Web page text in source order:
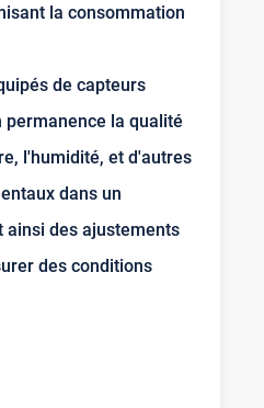
la consommation
de capteurs
la qualité
l'humidité, et d'autres
dans un
des ajustements
des conditions